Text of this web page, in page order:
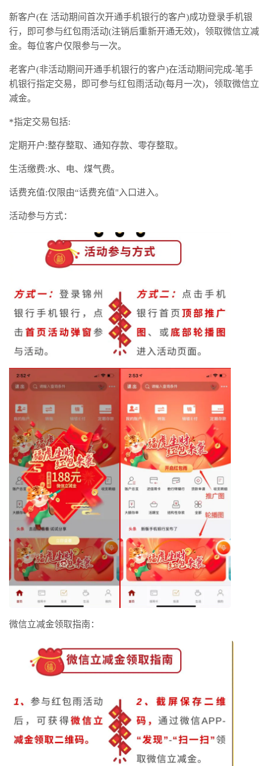
新客户(在 活动期间首次开通手机银行的客户)成功登录手机银
行，即可参与红包雨活动(注销后重新开通无效)，领取微信立减
金。每位客户仅限参与一次。
老客户(非活动期间开通手机银行的客户)在活动期间完成-笔手
机银行指定交易，即可参与红包雨活动(每月一次)，领取微信立
减金。
*指定交易包括:
定期开户:整存整取、通知存款、零存整取。
生活缴费:水、电、煤气费。
话费充值:仅限由“话费充值"入口进入。
活动参与方式：
微信立减金领取指南：